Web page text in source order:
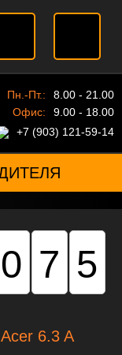
Пн.-Пт.:
8.00 - 21.00
Офис:
9.00 - 18.00
+7 (903) 121-59-14
6.3 A